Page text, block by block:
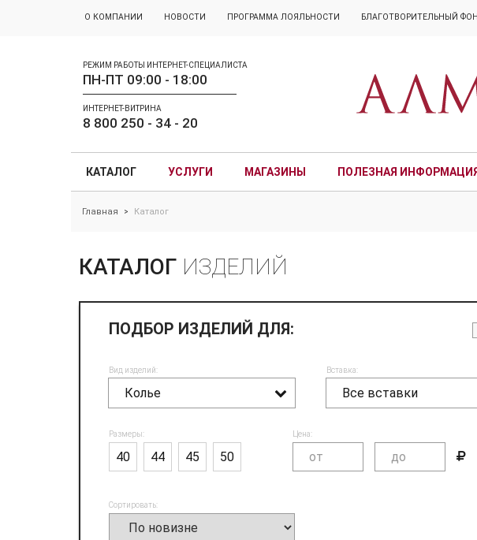
О КОМПАНИИ НОВОСТИ ПРОГРАММА ЛОЯЛЬНОСТИ БЛАГОТВОРИТЕЛЬНЫЙ
РЕЖИМ РАБОТЫ ИНТЕРНЕТ-СПЕЦИАЛИСТА
ПН-ПТ 09:00 - 18:00
ИНТЕРНЕТ-ВИТРИНА
8 800 250 - 34 - 20
КАТАЛОГ УСЛУГИ МАГАЗИНЫ ПОЛЕЗНАЯ ИНФОРМАЦИЯ
Главная > Каталог
КАТАЛОГ ИЗДЕЛИЙ
ПОДБОР ИЗДЕЛИЙ ДЛЯ:
Вид изделий:
Колье
Вставка:
Все вставки
Размеры:
40 44 45 50
Цена:
Сортировать: